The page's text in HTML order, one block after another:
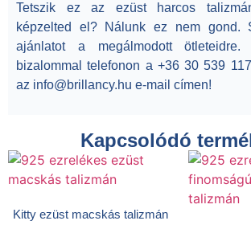
Tetszik ez az ezüst harcos
képzelted el? Nálunk ez nem gond.
ajánlatot a megálmodott ötleteidre.
bizalommal telefonon a +36 30 539
az info@brillancy.hu e-mail címen!
Kapcsolódó
Kitty ezüst macskás talizmán